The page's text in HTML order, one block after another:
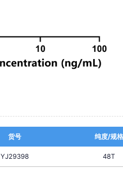
货号 纯度/规格
YJ29398 48T